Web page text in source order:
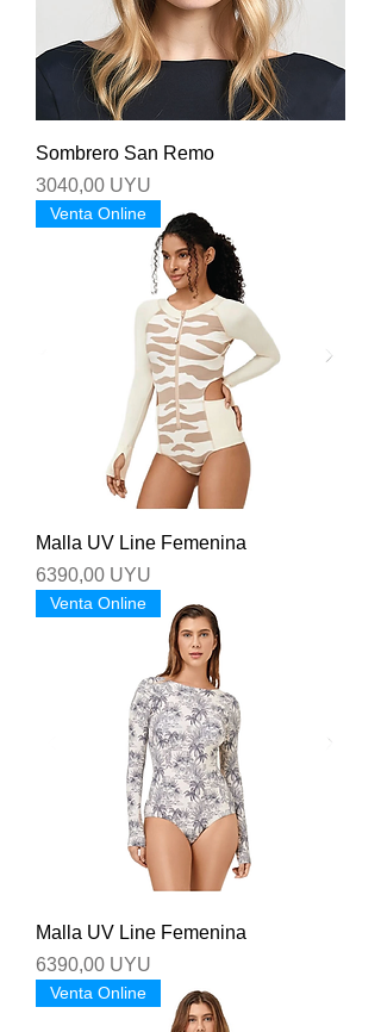
Sombrero San Remo
Precio
3040,00 UYU
Venta Online
Malla UV Line Femenina
Precio
6390,00 UYU
Venta Online
Malla UV Line Femenina
Precio
6390,00 UYU
Venta Online